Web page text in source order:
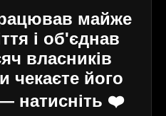
майже
і об'єднав
власників
чекаєте його
натисніть ❤️